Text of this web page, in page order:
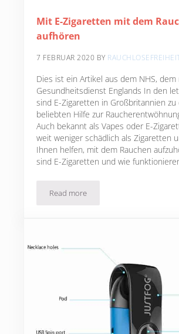
Mit E-Zigaretten mit dem
aufhören
7 FEBRUAR 2020 BY
Dies ist ein Artikel aus dem NHS, dem
Gesundheitsdienst Englands In den
sind E-Zigaretten in Großbritannien
beliebten Hilfe zur
Auch bekannt als Vapes oder E-
weit weniger schädlich als Zigaretten
Ihnen helfen, mit dem Rauchen
sind E-Zigaretten und wie funktionieren
Read moreMit E-Zigaretten mit dem